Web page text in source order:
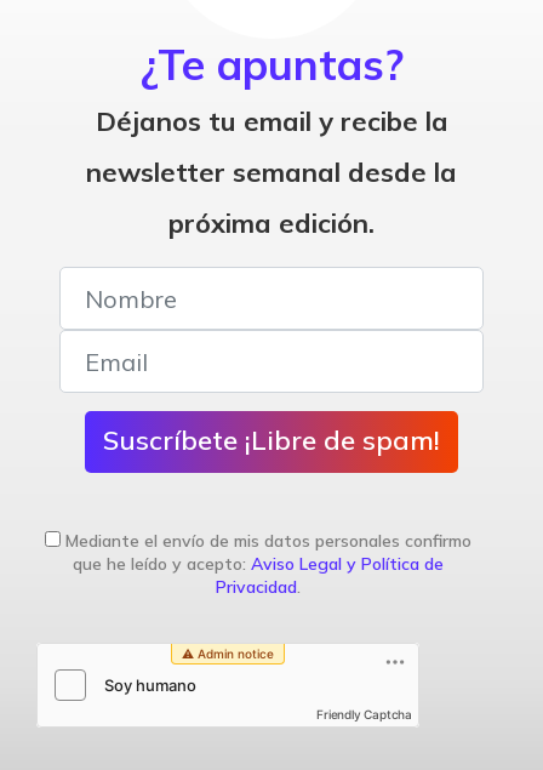
¿Te apuntas?
Déjanos tu email y recibe la
newsletter semanal desde la
próxima edición.
Suscríbete ¡Libre de spam!
Mediante el envío de mis datos personales confirmo
que he leído y acepto: Aviso Legal y Política de
Privacidad.
Friendly Captcha